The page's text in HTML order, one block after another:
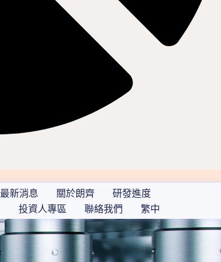
最新消息 關於朗齊
研發進度
投資人專區
聯絡我們 繁中